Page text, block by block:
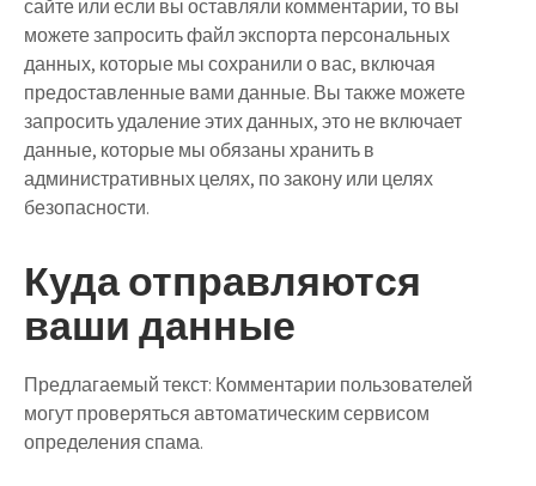
сайте или если вы оставляли комментарии, то вы
можете запросить файл экспорта персональных
данных, которые мы сохранили о вас, включая
предоставленные вами данные. Вы также можете
запросить удаление этих данных, это не включает
данные, которые мы обязаны хранить в
административных целях, по закону или целях
безопасности.
Куда отправляются
ваши данные
Предлагаемый текст: Комментарии пользователей
могут проверяться автоматическим сервисом
определения спама.